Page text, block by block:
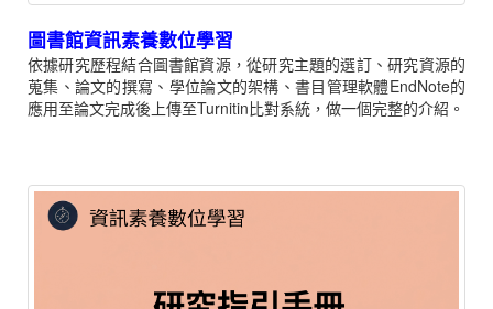
圖書館資訊素養數位學習
依據研究歷程結合圖書館資源，從研究主題的選訂、研究資源的
蒐集、論文的撰寫、學位論文的架構、書目管理軟體EndNote的
應用至論文完成後上傳至Turnitin比對系統，做一個完整的介紹。